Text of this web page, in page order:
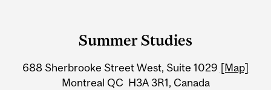
Information
Summer Studies
688 Sherbrooke Street West, Suite 1029 [Map]
Montreal QC H3A 3R1, Canada